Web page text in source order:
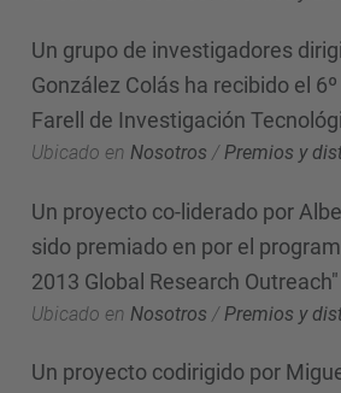
Un grupo de investigadores
González Colás ha recibido el
Farell de Investigación
Ubicado en Nosotros /Premios y
Un proyecto co-liderado por
sido premiado en por el
2013 Global Research Outreach"
Ubicado en Nosotros / Premios y
Un proyecto codirigido por